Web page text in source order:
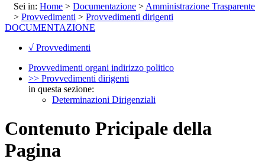
Sei in: Home > Documentazione > Amministrazione Trasparente
> Provvedimenti > Provvedimenti dirigenti
DOCUMENTAZIONE
√ Provvedimenti
Provvedimenti organi indirizzo politico
>> Provvedimenti dirigenti
in questa sezione:
Determinazioni Dirigenziali
Contenuto Pricipale della
Pagina